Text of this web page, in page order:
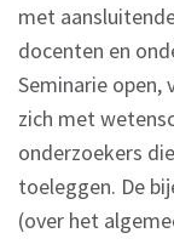
met
docenten en
Seminarie
zich met
onderzoekers
toeleggen. De
(over het